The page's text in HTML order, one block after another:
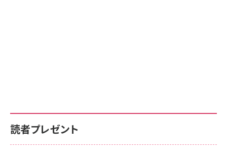
読者プレゼント